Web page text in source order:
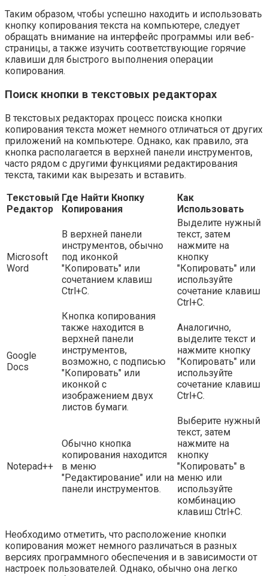
Таким образом, чтобы успешно находить и использовать
кнопку копирования текста на компьютере, следует
обращать внимание на интерфейс программы или веб-
страницы, а также изучить соответствующие горячие
клавиши для быстрого выполнения операции
копирования.
Поиск кнопки в текстовых редакторах
В текстовых редакторах процесс поиска кнопки
копирования текста может немного отличаться от других
приложений на компьютере. Однако, как правило, эта
кнопка располагается в верхней панели инструментов,
часто рядом с другими функциями редактирования
текста, такими как вырезать и вставить.
Текстовый
Редактор
Где Найти Кнопку
Копирования
Как
Использовать
Microsoft
Word
В верхней панели
инструментов, обычно
под иконкой
"Копировать" или
сочетанием клавиш
Ctrl+C.
Выделите нужный
текст, затем
нажмите на
кнопку
"Копировать" или
используйте
сочетание клавиш
Ctrl+C.
Google
Docs
Кнопка копирования
также находится в
верхней панели
инструментов,
возможно, с подписью
"Копировать" или
иконкой с
изображением двух
листов бумаги.
Аналогично,
выделите текст и
нажмите кнопку
"Копировать" или
используйте
сочетание клавиш
Ctrl+C.
Notepad++
Обычно кнопка
копирования находится
в меню
"Редактирование" или на
панели инструментов.
Выберите нужный
текст, затем
нажмите на
кнопку
"Копировать" в
меню или
используйте
комбинацию
клавиш Ctrl+C.
Необходимо отметить, что расположение кнопки
копирования может немного различаться в разных
версиях программного обеспечения и в зависимости от
настроек пользователей. Однако, обычно она легко